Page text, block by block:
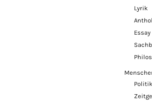
Lyrik
Essay
Politik